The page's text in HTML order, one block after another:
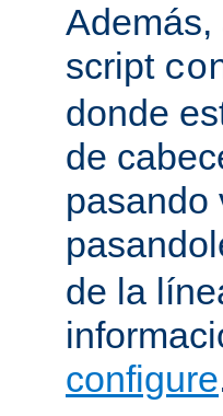
Además,
script
donde
de
pasando
de la
configure